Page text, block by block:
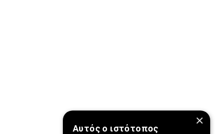
×
Αυτός ο ιστότοπος